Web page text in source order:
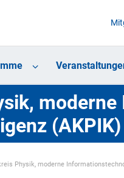
(AKPIK)
Physik, moderne